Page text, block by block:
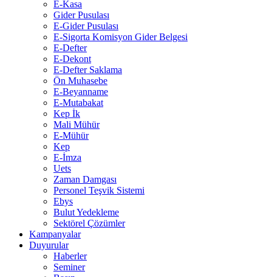
E-Kasa
Gider Pusulası
E-Gider Pusulası
E-Sigorta Komisyon Gider Belgesi
E-Defter
E-Dekont
E-Defter Saklama
Ön Muhasebe
E-Beyanname
E-Mutabakat
Kep İk
Mali Mühür
E-Mühür
Kep
E-İmza
Uets
Zaman Damgası
Personel Teşvik Sistemi
Ebys
Bulut Yedekleme
Sektörel Çözümler
Kampanyalar
Duyurular
Haberler
Seminer